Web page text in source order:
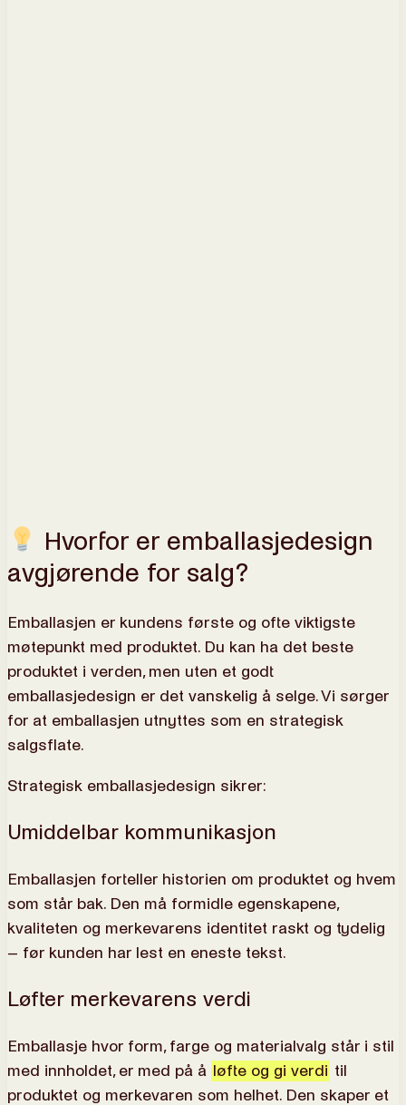
Hvorfor er emballasjedesign
avgjørende for salg?
Emballasjen er kundens første og ofte viktigste
møtepunkt med produktet. Du kan ha det beste
produktet i verden, men uten et godt
emballasjedesign er det vanskelig å selge. Vi sørger
for at emballasjen utnyttes som en strategisk
salgsflate.
Strategisk emballasjedesign sikrer:
Umiddelbar kommunikasjon
Emballasjen forteller historien om produktet og hvem
som står bak. Den må formidle egenskapene,
kvaliteten og merkevarens identitet raskt og tydelig
– før kunden har lest en eneste tekst.
Løfter merkevarens verdi
Emballasje hvor form, farge og materialvalg står i stil
med innholdet, er med på å løfte og gi verdi til
produktet og merkevaren som helhet. Den skaper et